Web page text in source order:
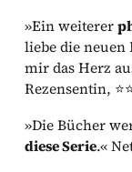
»Ein weiterer
liebe die neuen
mir das Herz
Rezensentin,
»Die Bücher
diese Serie.«